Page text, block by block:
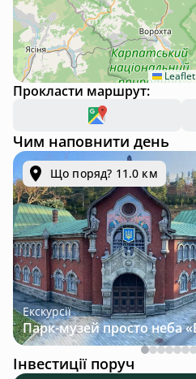
Leaflet
Прокласти маршрут:
Чим наповнити день
Що поряд? 11.0 км
Екскурсії
Інвестиції поруч